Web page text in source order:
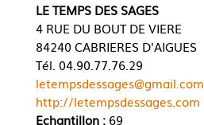
LE TEMPS DES SAGES
4 RUE DU BOUT DE VIERE
84240 CABRIERES D'AIGUES
Tél. 04.90.77.76.29
letempsdessages@gmail.com
http://letempsdessages.com
Echantillon :69